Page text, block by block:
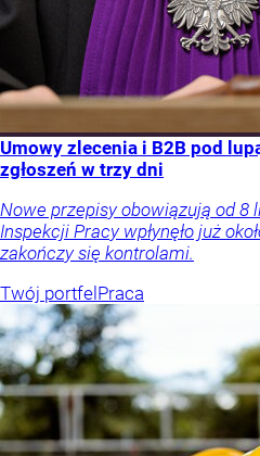
Umowy zlecenia i B2B pod
zgłoszeń w trzy dni
Nowe przepisy obowiązują od 8
Inspekcji Pracy wpłynęło już
zakończy się kontrolami.
Twój portfel Praca